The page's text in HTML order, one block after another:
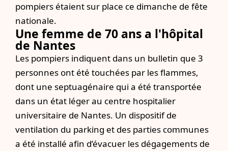
pompiers étaient sur place ce dimanche de fête
nationale.
Une femme de 70 ans a l'hôpital
de Nantes
Les pompiers indiquent dans un bulletin que 3
personnes ont été touchées par les flammes,
dont une septuagénaire qui a été transportée
dans un état léger au centre hospitalier
universitaire de Nantes. Un dispositif de
ventilation du parking et des parties communes
a été installé afin d’évacuer les dégagements de